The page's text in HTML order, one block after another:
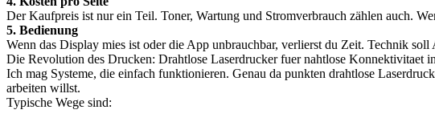
Der Kaufpreis ist nur ein Teil. Toner, Wartung und Stromverbrauch zählen auch.
5. Bedienung
Wenn das Display mies ist oder die App unbrauchbar, verlierst du Zeit. Technik soll
Die Revolution des Drucken: Drahtlose Laserdrucker fuer nahtlose Konnektivitaet
Ich mag Systeme, die einfach funktionieren. Genau da punkten drahtlose
arbeiten willst.
Typische Wege sind: